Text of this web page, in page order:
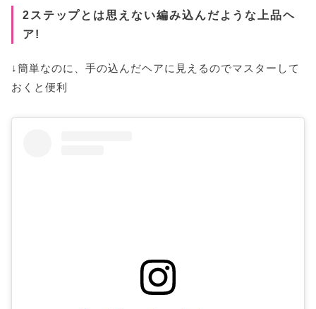
2ステップとは思えない編み込んだような上品ヘ
ア!
↓簡単なのに、手の込んだヘアに見えるのでマスターして
おくと便利